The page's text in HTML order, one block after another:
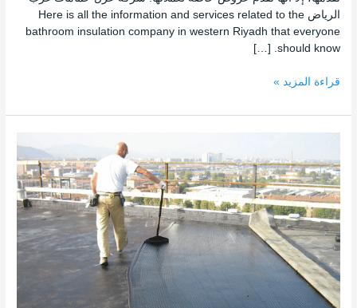
الرياض Here is all the information and services related to the
bathroom insulation company in western Riyadh that everyone
should know. […]
قراءة المزيد »
الأسطح
بالرياض